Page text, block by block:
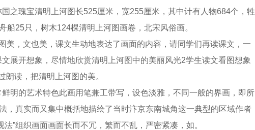
之瑰宝清明上河图长525厘米，宽255厘米，其中计有人物684个，牲
船25只，树木124棵清明上河图画卷，北宋风俗画。
美，文也美，课文生动地表达了画面的内容，请同学们再读课文，一
展开想象，尽情地欣赏清明上河图中的美丽风光2学生读文看图想象
朗读，把清明上河图的美。
明的艺术特色此画用笔兼工带写，设色淡雅，不同一般的界画，即所
，真实而又集中概括地描绘了当时汴京东南城角这一典型的区域作者
”组织画面画面长而不冗，繁而不乱，严密紧凑，如。